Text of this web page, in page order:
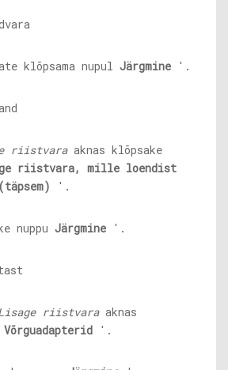
klõpsama nupul Järgmine '.
riistvaraaknas klõpsake
riistvara, mille loendist
'.
nuppu Järgmine '.
riistvaraaknas
Võrguadapterid '.